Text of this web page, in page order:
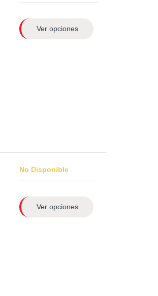
Ver opciones
No Disponible
Ver opciones